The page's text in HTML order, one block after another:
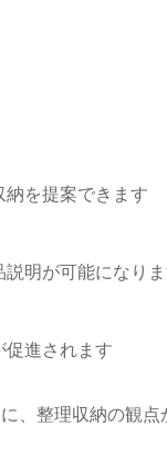
を提案できます
明が可能になり
進されます
、整理収納の観